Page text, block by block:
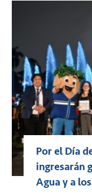
Por el Día
ingresarán
Agua y a